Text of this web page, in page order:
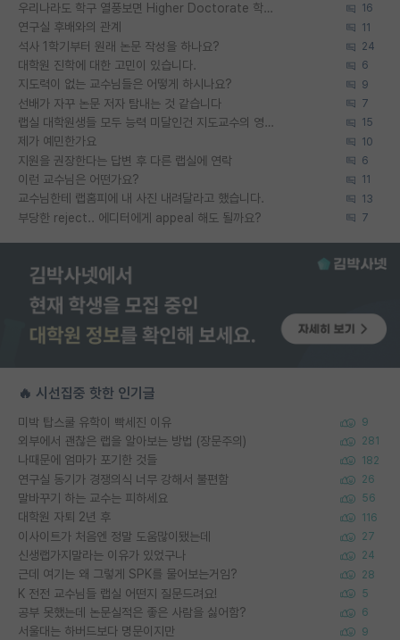
우리나라도 학구 열풍보면 Higher Doctorate 학위가 필요하다고 봅니다. 16
연구실 후배와의 관계 11
석사 1학기부터 원래 논문 작성을 하나요? 24
대학원 진학에 대한 고민이 있습니다. 6
지도력이 없는 교수님들은 어떻게 하시나요? 9
선배가 자꾸 논문 저자 탐내는 것 같습니다 7
랩실 대학원생들 모두 능력 미달인건 지도교수의 영향 아닌가? 15
제가 예민한가요 10
지원을 권장한다는 답변 후 다른 랩실에 연락 6
이런 교수님은 어떤가요? 11
교수님한테 랩홈피에 내 사진 내려달라고 했습니다. 13
부당한 reject.. 에디터에게 appeal 해도 될까요? 7
🔥 시선집중 핫한 인기글
미박 탑스쿨 유학이 빡세진 이유 9
외부에서 괜찮은 랩을 알아보는 방법 (장문주의) 281
나때문에 엄마가 포기한 것들 182
연구실 동기가 경쟁의식 너무 강해서 불편함 26
말바꾸기 하는 교수는 피하세요 56
대학원 자퇴 2년 후 116
이사이트가 처음엔 정말 도움많이됐는데 27
신생랩가지말라는 이유가 있었구나 24
근데 여기는 왜 그렇게 SPK를 물어보는거임? 28
K 전전 교수님들 랩실 어떤지 질문드려요! 5
공부 못했는데 논문실적은 좋은 사람을 싫어함? 6
서울대는 하버드보다 명문이지만 9